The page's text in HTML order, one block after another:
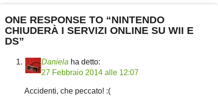
ONE RESPONSE TO “NINTENDO
CHIUDERÀ I SERVIZI ONLINE SU WII E
DS”
Daniela ha detto:
27 Febbraio 2014 alle 12:07
Accidenti, che peccato! :(